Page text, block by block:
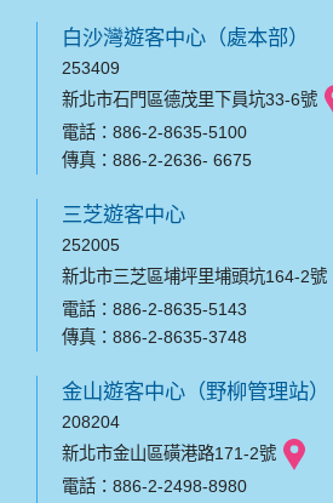
白沙灣遊客中心（處本部）
253409
新北市石門區德茂里下員坑33-6號
電話：886-2-8635-5100
傳真：886-2-2636- 6675
三芝遊客中心
252005
新北市三芝區埔坪里埔頭坑164-2號
電話：886-2-8635-5143
傳真：886-2-8635-3748
金山遊客中心（野柳管理站）
208204
新北市金山區磺港路171-2號
電話：886-2-2498-8980